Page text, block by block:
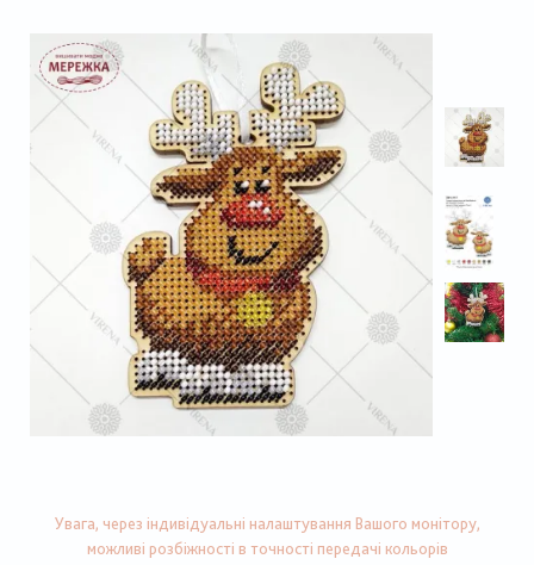
Увага, через індивідуальні налаштування Вашого монітору,
можливі розбіжності в точності передачі кольорів